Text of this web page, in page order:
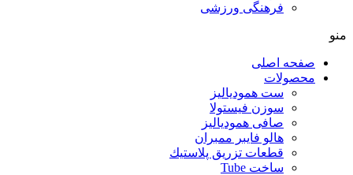
فرهنگی ورزشی
اصلی
ست همودیالیز
سوزن فیستولا
صافی همودیالیز
هالو فایبر ممبران
قطعات تزريق پلاستيك
ساخت Tube